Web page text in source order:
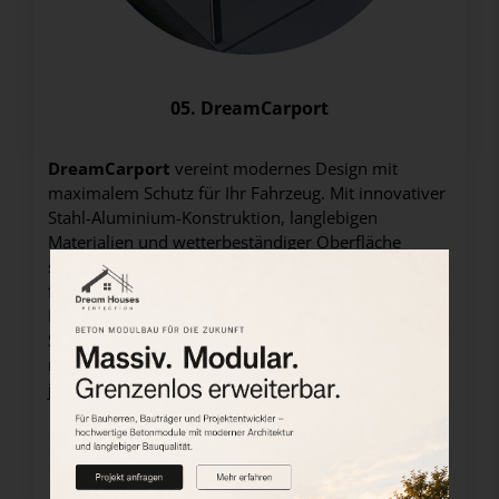
05. DreamCarport
DreamCarport vereint modernes Design mit
maximalem Schutz für Ihr Fahrzeug. Mit innovativer
Stahl-Aluminium-Konstruktion, langlebigen
Materialien und wetterbeständiger Oberfläche
schaffen wir hochwertige Überdachungslösungen
für jedes Grundstück. Ob Einzelcarport,
Doppelcarport oder Modell mit integriertem
Stauraum – DreamCarport bietet flexible Optionen,
robuste Qualität und einen eleganten Look, der zu
jedem Zuhause passt.
Dream Carports>>>